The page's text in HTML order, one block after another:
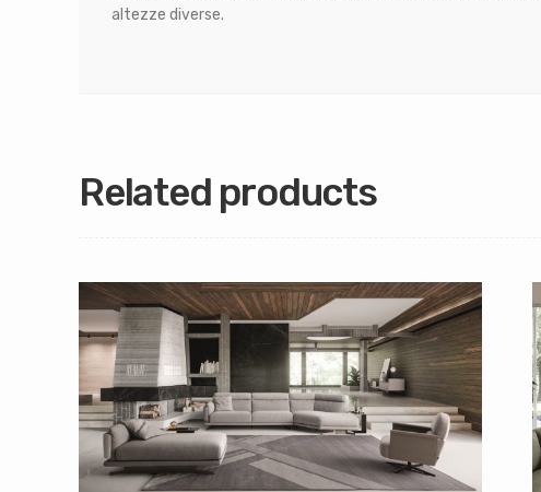
altezze diverse.
Related products